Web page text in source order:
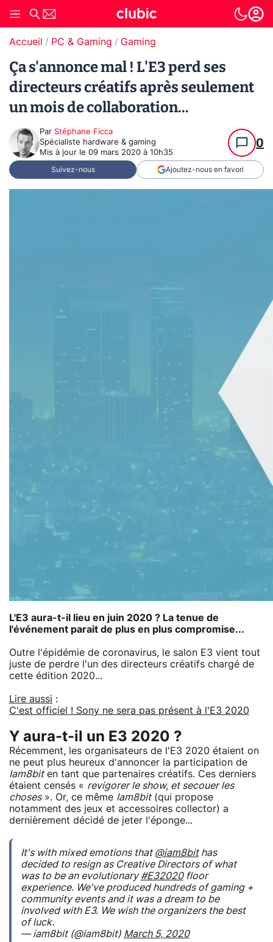
Accueil PC & Gaming Gaming
Ça s'annonce mal ! L'E3 perd ses
directeurs créatifs après seulement
un mois de collaboration...
Par Stéphane Ficca
Spécialiste hardware & gaming
Mis à jour le 09 mars 2020 à 10h35
0
Suivez-nous Ajoutez-nous en favori
L'E3 aura-t-il lieu en juin 2020 ? La tenue de
l'événement parait de plus en plus compromise...
Outre l'épidémie de coronavirus, le salon E3 vient tout
juste de perdre l'un des directeurs créatifs chargé de
cette édition 2020...
Lire aussi :
C'est officiel ! Sony ne sera pas présent à l'E3 2020
Y aura-t-il un E3 2020 ?
Récemment, les organisateurs de l'E3 2020 étaient on
ne peut plus heureux d'annoncer la participation de
Iam8biten tant que partenaires créatifs. Ces derniers
étaient censés « revigorer le show, et secouer les
choses». Or, ce même Iam8bit(qui propose
notamment des jeux et accessoires collector) a
dernièrement décidé de jeter l'éponge...
It's with mixed emotions that @iam8bithas
decided to resign as Creative Directors of what
was to be an evolutionary#E32020floor
experience. We've produced hundreds of gaming +
community events and it was a dream to be
involved with E3. We wish the organizers the best
of luck.
— iam8bit (@iam8bit) March 5, 2020